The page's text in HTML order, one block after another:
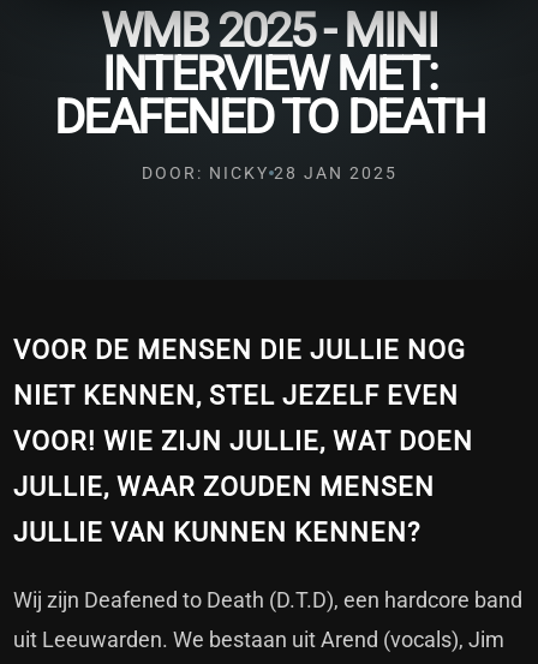
WMB 2025 - MINI
INTERVIEW MET:
DEAFENED TO DEATH
DOOR: NICKY 28 JAN 2025
VOOR DE MENSEN DIE JULLIE NOG
NIET KENNEN, STEL JEZELF EVEN
VOOR! WIE ZIJN JULLIE, WAT DOEN
JULLIE, WAAR ZOUDEN MENSEN
JULLIE VAN KUNNEN KENNEN?
Wij zijn Deafened to Death (D.T.D), een hardcore band
uit Leeuwarden. We bestaan uit Arend (vocals), Jim